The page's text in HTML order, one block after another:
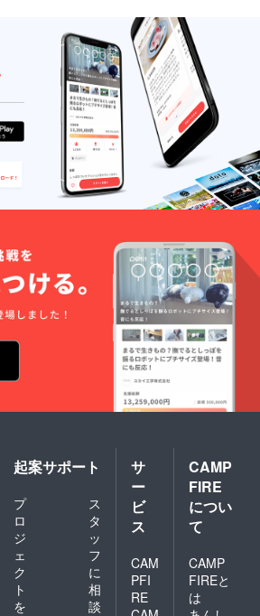
起案サポート
プ
ロ
ジ
ェ
ク
ト
を
ス
タ
ッ
フ
に
相
談
サ
ー
ビ
ス
CAM
PFI
RE
CAMP
FIRE
につい
て
CAMP
FIREと
は